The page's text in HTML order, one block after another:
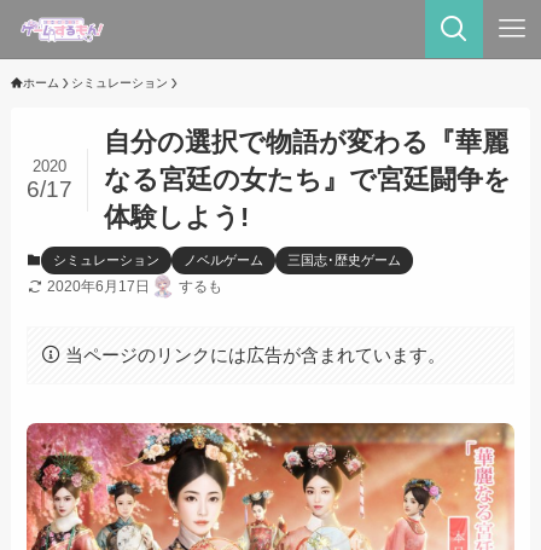
ホーム シミュレーション
自分の選択で物語が変わる『華麗
なる宮廷の女たち』で宮廷闘争を
体験しよう!
2020
6/17
シミュレーション ノベルゲーム 三国志･歴史ゲーム
2020年6月17日 するも
当ページのリンクには広告が含まれています。